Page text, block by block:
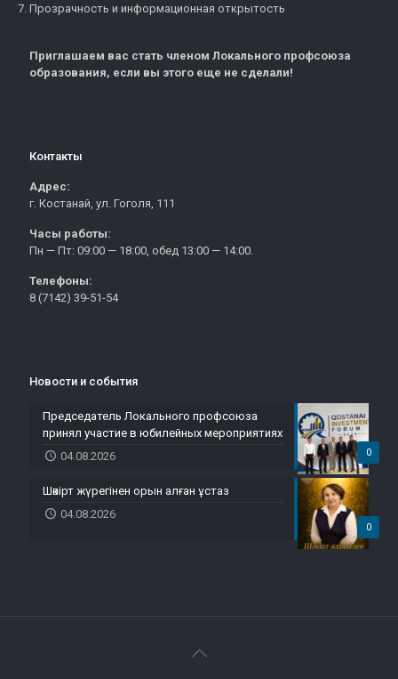
Прозрачность и информационная открытость
Приглашаем вас стать членом Локального профсоюза
образования, если вы этого еще не сделали!
Контакты
Адрес:
г. Костанай, ул. Гоголя, 111
Часы работы:
Пн — Пт: 09:00 — 18:00, обед 13:00 — 14:00.
Телефоны:
8 (7142) 39-51-54
Новости и события
0
Председатель Локального профсоюза
принял участие в юбилейных мероприятиях
04.08.2026
0
Шәкірт жүрегінен орын алған ұстаз
04.08.2026